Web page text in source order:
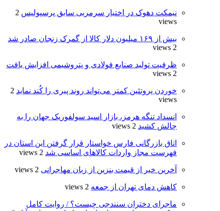
نیمکت دهوک در اختیار سرمربی سابق پرسپولیس 2
views
بیش از ۱۶۹ میلیون دلار کالا از گمرک زنجان صادر شد
2 views
ظرفیت تولید صنایع فولادی و پتروشیمی افزایش یافت
2 views
خوردن پروتئین کمتر می‌تواند روند پیری را کُند نماید 2
views
انسداد تنگه هرمز، بازار اسید سولفوریک جهان را به
چالش کشید 2 views
اتاق بازرگانی فارس خواستار قرار گرفتن این استان در
فهرست مجاز واردات کالاهای اساسی شد 2 views
آخرین خبر از قیمت بنزین از زبان مهاجرانی 2 views
کاهش دمای تهران از جمعه 2 views
ماجرای دختران سنندجی چیست؟ / روایت کامل